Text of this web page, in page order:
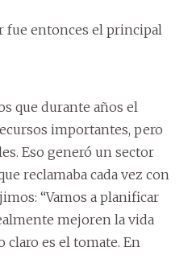
fue entonces el principal
que durante años el
importantes, pero
Eso generó un sector
reclamaba cada vez con
“Vamos a planificar
mejoren la vida
claro es el tomate. En